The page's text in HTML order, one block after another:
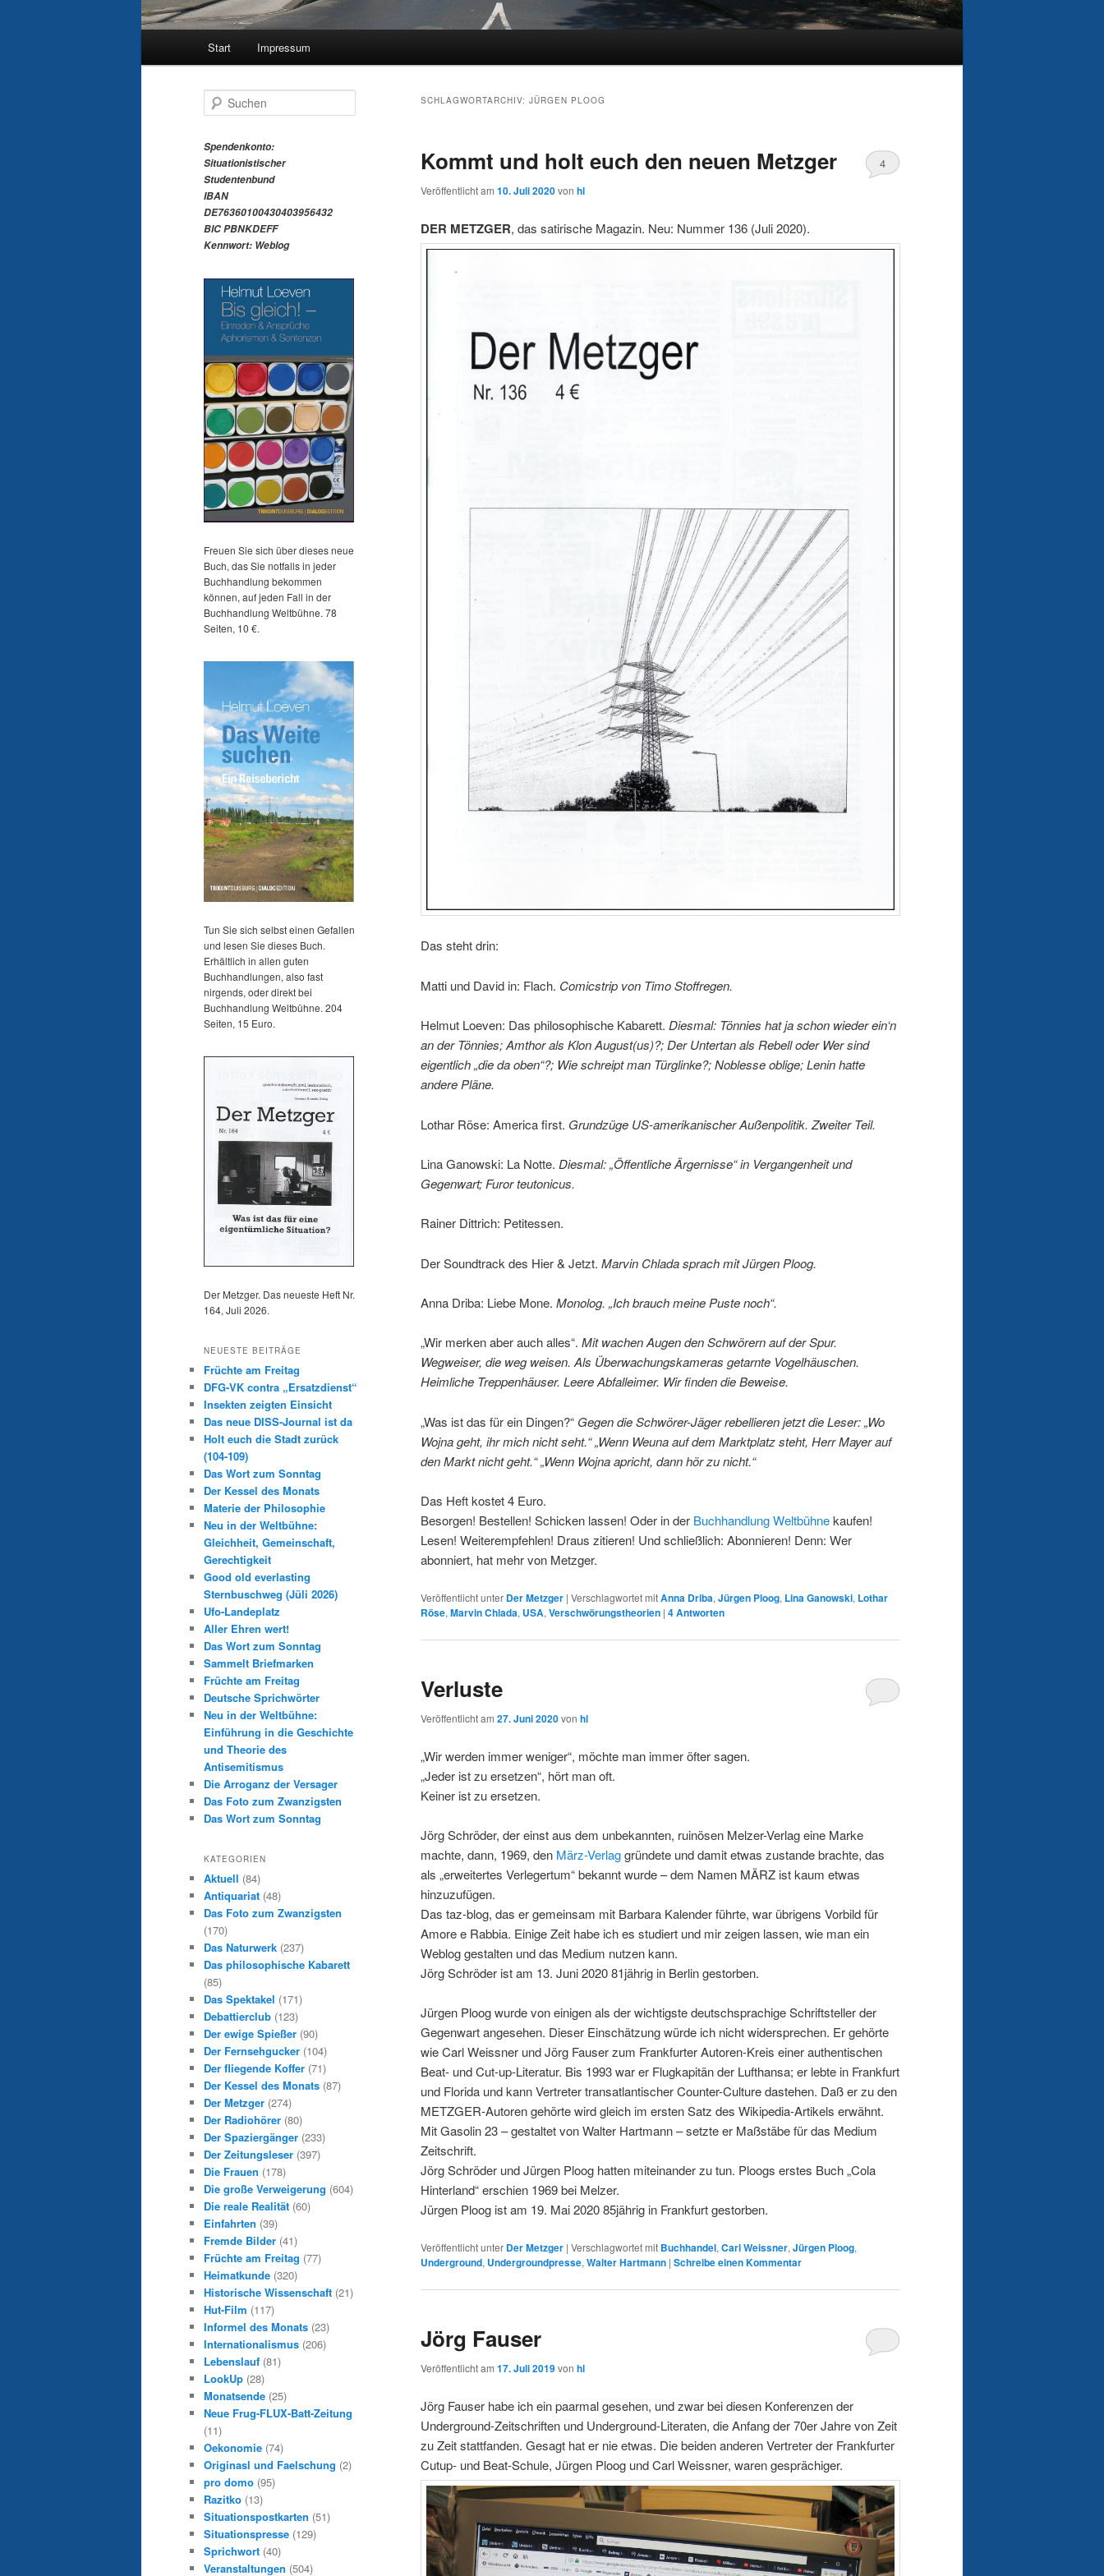
Start Impressum
SCHLAGWORTARCHIV: JÜRGEN PLOOG
Kommt und holt euch den neuen Metzger
Veröffentlicht am 10. Juli 2020von hl
4
DER METZGER, das satirische Magazin. Neu: Nummer 136 (Juli 2020).
Das steht drin:
Matti und David in: Flach. Comicstrip von Timo Stoffregen.
Helmut Loeven: Das philosophische Kabarett. Diesmal: Tönnies hat ja schon wieder ein‘n
an der Tönnies; Amthor als Klon August(us)?; Der Untertan als Rebell oder Wer sind
eigentlich „die da oben“?; Wie schreipt man Türglinke?; Noblesse oblige; Lenin hatte
andere Pläne.
Lothar Röse: America first. Grundzüge US-amerikanischer Außenpolitik. Zweiter Teil.
Lina Ganowski: La Notte. Diesmal: „Öffentliche Ärgernisse“ in Vergangenheit und
Gegenwart; Furor teutonicus.
Rainer Dittrich: Petitessen.
Der Soundtrack des Hier & Jetzt. Marvin Chlada sprach mit Jürgen Ploog.
Anna Driba: Liebe Mone. Monolog. „Ich brauch meine Puste noch“.
„Wir merken aber auch alles“. Mit wachen Augen den Schwörern auf der Spur.
Wegweiser, die weg weisen. Als Überwachungskameras getarnte Vogelhäuschen.
Heimliche Treppenhäuser. Leere Abfalleimer. Wir finden die Beweise.
„Was ist das für ein Dingen?“ Gegen die Schwörer-Jäger rebellieren jetzt die Leser: „Wo
Wojna geht, ihr mich nicht seht.“ „Wenn Weuna auf dem Marktplatz steht, Herr Mayer auf
den Markt nicht geht.“ „Wenn Wojna apricht, dann hör zu nicht.“
Das Heft kostet 4 Euro.
Besorgen! Bestellen! Schicken lassen! Oder in der Buchhandlung Weltbühnekaufen!
Lesen! Weiterempfehlen! Draus zitieren! Und schließlich: Abonnieren! Denn: Wer
abonniert, hat mehr von Metzger.
Veröffentlicht unter Der Metzger | Verschlagwortet mitAnna Driba, Jürgen Ploog, Lina Ganowski, Lothar
Röse, Marvin Chlada, USA, Verschwörungstheorien | 4Antworten
Verluste
Veröffentlicht am 27. Juni 2020von hl
„Wir werden immer weniger“, möchte man immer öfter sagen.
„Jeder ist zu ersetzen“, hört man oft.
Keiner ist zu ersetzen.
Jörg Schröder, der einst aus dem unbekannten, ruinösen Melzer-Verlag eine Marke
machte, dann, 1969, den März-Verlaggründete und damit etwas zustande brachte, das
als „erweitertes Verlegertum“ bekannt wurde – dem Namen MÄRZ ist kaum etwas
hinzuzufügen.
Das taz-blog, das er gemeinsam mit Barbara Kalender führte, war übrigens Vorbild für
Amore e Rabbia. Einige Zeit habe ich es studiert und mir zeigen lassen, wie man ein
Weblog gestalten und das Medium nutzen kann.
Jörg Schröder ist am 13. Juni 2020 81jährig in Berlin gestorben.
Jürgen Ploog wurde von einigen als der wichtigste deutschsprachige Schriftsteller der
Gegenwart angesehen. Dieser Einschätzung würde ich nicht widersprechen. Er gehörte
wie Carl Weissner und Jörg Fauser zum Frankfurter Autoren-Kreis einer authentischen
Beat- und Cut-up-Literatur. Bis 1993 war er Flugkapitän der Lufthansa; er lebte in Frankfurt
und Florida und kann Vertreter transatlantischer Counter-Culture dastehen. Daß er zu den
METZGER-Autoren gehörte wird gleich im ersten Satz des Wikipedia-Artikels erwähnt.
Mit Gasolin 23 – gestaltet von Walter Hartmann – setzte er Maßstäbe für das Medium
Zeitschrift.
Jörg Schröder und Jürgen Ploog hatten miteinander zu tun. Ploogs erstes Buch „Cola
Hinterland“ erschien 1969 bei Melzer.
Jürgen Ploog ist am 19. Mai 2020 85jährig in Frankfurt gestorben.
Veröffentlicht unter Der Metzger | Verschlagwortet mit Buchhandel, Carl Weissner, Jürgen Ploog,
Underground, Undergroundpresse, Walter Hartmann | Schreibe einen Kommentar
Jörg Fauser
Veröffentlicht am 17. Juli 2019von hl
Jörg Fauser habe ich ein paarmal gesehen, und zwar bei diesen Konferenzen der
Underground-Zeitschriften und Underground-Literaten, die Anfang der 70er Jahre von Zeit
zu Zeit stattfanden. Gesagt hat er nie etwas. Die beiden anderen Vertreter der Frankfurter
Cutup- und Beat-Schule, Jürgen Ploog und Carl Weissner, waren gesprächiger.
u
h
e
n
Spendenkonto:
Situationistischer
Studentenbund
IBAN
DE76360100430403956432
BIC PBNKDEFF
Kennwort: Weblog
Freuen Sie sich über dieses neue
Buch, das Sie notfalls in jeder
Buchhandlung bekommen
können, auf jeden Fall in der
Buchhandlung Weltbühne. 78
Seiten, 10 €.
Tun Sie sich selbst einen Gefallen
und lesen Sie dieses Buch.
Erhältlich in allen guten
Buchhandlungen, also fast
nirgends, oder direkt bei
Buchhandlung Weltbühne. 204
Seiten, 15 Euro.
Der Metzger. Das neueste Heft Nr.
164, Juli 2026.
NEUESTE BEITRÄGE
Früchte am Freitag
DFG-VK contra „Ersatzdienst“
Insekten zeigten Einsicht
Das neue DISS-Journal ist da
Holt euch die Stadt zurück
(104-109)
Das Wort zum Sonntag
Der Kessel des Monats
Materie der Philosophie
Neu in der Weltbühne:
Gleichheit, Gemeinschaft,
Gerechtigkeit
Good old everlasting
Sternbuschweg (Jüli 2026)
Ufo-Landeplatz
Aller Ehren wert!
Das Wort zum Sonntag
Sammelt Briefmarken
Früchte am Freitag
Deutsche Sprichwörter
Neu in der Weltbühne:
Einführung in die Geschichte
und Theorie des
Antisemitismus
Die Arroganz der Versager
Das Foto zum Zwanzigsten
Das Wort zum Sonntag
KATEGORIEN
Aktuell (84)
Antiquariat (48)
Das Foto zum Zwanzigsten
(170)
Das Naturwerk (237)
Das philosophische Kabarett
(85)
Das Spektakel (171)
Debattierclub (123)
Der ewige Spießer (90)
Der Fernsehgucker (104)
Der fliegende Koffer (71)
Der Kessel des Monats (87)
Der Metzger (274)
Der Radiohörer (80)
Der Spaziergänger (233)
Der Zeitungsleser (397)
Die Frauen (178)
Die große Verweigerung (604)
Die reale Realität (60)
Einfahrten (39)
Fremde Bilder (41)
Früchte am Freitag (77)
Heimatkunde (320)
Historische Wissenschaft (21)
Hut-Film (117)
Informel des Monats (23)
Internationalismus (206)
Lebenslauf (81)
LookUp (28)
Monatsende (25)
Neue Frug-FLUX-Batt-Zeitung
(11)
Oekonomie (74)
Originasl und Faelschung (2)
pro domo (95)
Razitko (13)
Situationspostkarten (51)
Situationspresse (129)
Sprichwort (40)
Veranstaltungen (504)